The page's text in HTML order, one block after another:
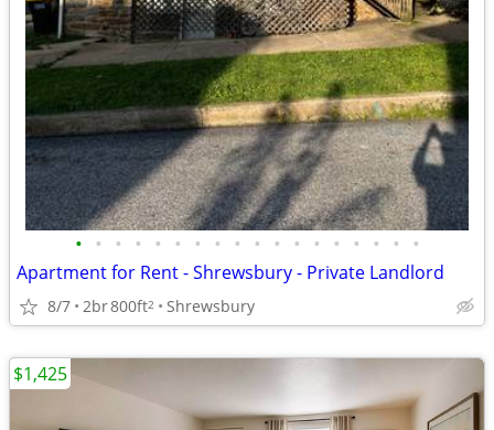
• • • • • • • • • • • • • • • • • •
Apartment for Rent - Shrewsbury - Private Landlord
8/7 2br800ft2 Shrewsbury
$1,425